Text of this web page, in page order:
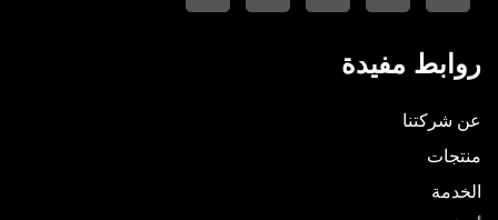
روابط مفيدة
عن شركتنا
منتجات
الخدمة